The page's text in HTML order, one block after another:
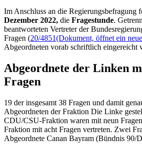
Im Anschluss an die Regierungsbefragung
Dezember 2022, die Fragestunde.
beantworteten Vertreter der
Fragen (20/4851(Dokument, öffnet ein
Abgeordneten vorab schriftlich eingereicht
Abgeordnete der Linken
Fragen
19 der insgesamt 38 Fragen und damit
Abgeordneten der Fraktion Die Linke
CDU/CSU-Fraktion waren mit neun
Fraktion mit acht Fragen vertreten. Zwei
Abgeordnete Canan Bayram (Bündnis 90/